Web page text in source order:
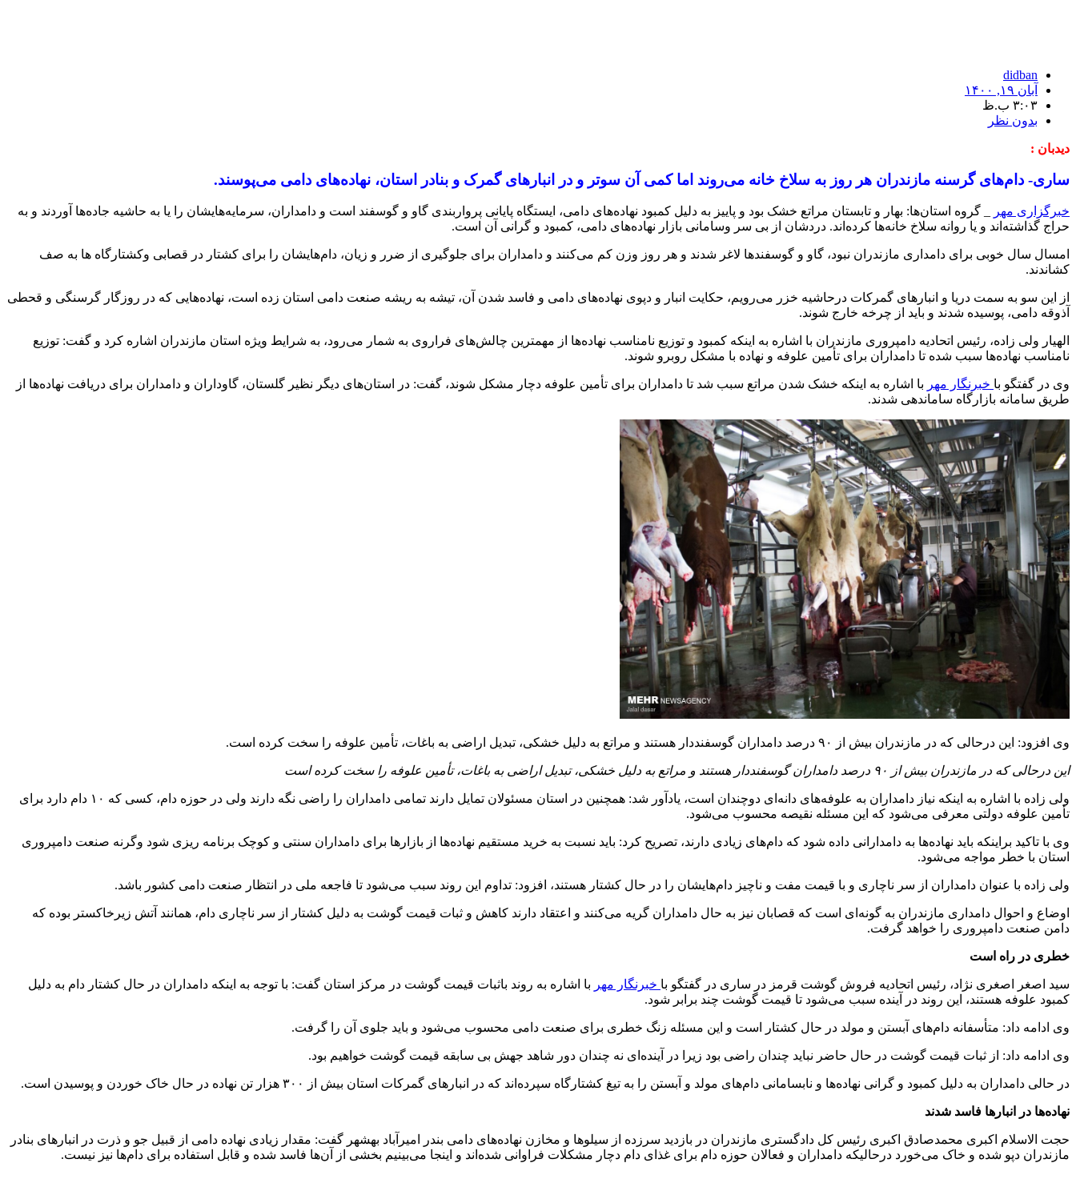
didban
آبان ۱۹, ۱۴۰۰
۳:۰۳ ب.ظ
بدون نظر
دیدبان :
ساری- دام‌های گرسنه مازندران هر روز به سلاخ خانه می‌روند اما کمی آن سوتر و در انبارهای گمرک و بنادر استان، نهاده‌های دامی می‌پوسند.
خبرگزاری مهر
_ گروه استان‌ها: بهار و تابستان مراتع خشک بود و پاییز به دلیل کمبود نهاده‌های دامی، ایستگاه پایانی پرواربندی گاو و گوسفند است و دامداران، سرمایه‌هایشان را یا به حاشیه جاده‌ها آوردند و به
حراج گذاشته‌اند و یا روانه سلاخ خانه‌ها کرده‌اند. دردشان از بی سر وسامانی بازار نهاده‌های دامی، کمبود و گرانی آن است.
امسال سال خوبی برای دامداری مازندران نبود، گاو و گوسفندها لاغر شدند و هر روز وزن کم می‌کنند و دامداران برای جلوگیری از ضرر و زیان، دام‌هایشان را برای کشتار در قصابی وکشتارگاه ها به صف
کشاندند.
از این سو به سمت دریا و انبارهای گمرکات درحاشیه خزر می‌رویم، حکایت انبار و دپوی نهاده‌های دامی و فاسد شدن آن، تیشه به ریشه صنعت دامی استان زده است، نهاده‌هایی که در روزگار گرسنگی و قحطی
آذوقه دامی، پوسیده شدند و باید از چرخه خارج شوند.
الهیار ولی زاده، رئیس اتحادیه دامپروری مازندران با اشاره به اینکه کمبود و توزیع نامناسب نهاده‌ها از مهمترین چالش‌های فراروی به شمار می‌رود، به شرایط ویژه استان مازندران اشاره کرد و گفت: توزیع
نامناسب نهاده‌ها سبب شده تا دامداران برای تأمین علوفه و نهاده با مشکل روبرو شوند.
وی در گفتگو با خبرنگار مهر با اشاره به اینکه خشک شدن مراتع سبب شد تا دامداران برای تأمین علوفه دچار مشکل شوند، گفت: در استان‌های دیگر نظیر گلستان، گاوداران و دامداران برای دریافت نهاده‌ها از
طریق سامانه بازارگاه ساماندهی شدند.
وی افزود: این درحالی که در مازندران بیش از ۹۰ درصد دامداران گوسفنددار هستند و مراتع به دلیل خشکی، تبدیل اراضی به باغات، تأمین علوفه را سخت کرده است.
این درحالی که در مازندران بیش از ۹۰ درصد دامداران گوسفنددار هستند و مراتع به دلیل خشکی، تبدیل اراضی به باغات، تأمین علوفه را سخت کرده است
ولی زاده با اشاره به اینکه نیاز دامداران به علوفه‌های دانه‌ای دوچندان است، یادآور شد: همچنین در استان مسئولان تمایل دارند تمامی دامداران را راضی نگه دارند ولی در حوزه دام، کسی که ۱۰ دام دارد برای
تأمین علوفه دولتی معرفی می‌شود که این مسئله نقیصه محسوب می‌شود.
وی با تاکید براینکه باید نهاده‌ها به دامدارانی داده شود که دام‌های زیادی دارند، تصریح کرد: باید نسبت به خرید مستقیم نهاده‌ها از بازارها برای دامداران سنتی و کوچک برنامه ریزی شود وگرنه صنعت دامپروری
استان با خطر مواجه می‌شود.
ولی زاده با عنوان دامداران از سر ناچاری و با قیمت مفت و ناچیز دام‌هایشان را در حال کشتار هستند، افزود: تداوم این روند سبب می‌شود تا فاجعه ملی در انتظار صنعت دامی کشور باشد.
اوضاع و احوال دامداری مازندران به گونه‌ای است که قصابان نیز به حال دامداران گریه می‌کنند و اعتقاد دارند کاهش و ثبات قیمت گوشت به دلیل کشتار از سر ناچاری دام، همانند آتش زیرخاکستر بوده که
دامن صنعت دامپروری را خواهد گرفت.
خطری در راه است
سید اصغر اصغری نژاد، رئیس اتحادیه فروش گوشت قرمز در ساری در گفتگو با خبرنگار مهر با اشاره به روند باثبات قیمت گوشت در مرکز استان گفت: با توجه به اینکه دامداران در حال کشتار دام به دلیل
کمبود علوفه هستند، این روند در آینده سبب می‌شود تا قیمت گوشت چند برابر شود.
وی ادامه داد: متأسفانه دام‌های آبستن و مولد در حال کشتار است و این مسئله زنگ خطری برای صنعت دامی محسوب می‌شود و باید جلوی آن را گرفت.
وی ادامه داد: از ثبات قیمت گوشت در حال حاضر نباید چندان راضی بود زیرا در آینده‌ای نه چندان دور شاهد جهش بی سابقه قیمت گوشت خواهیم بود.
در حالی دامداران به دلیل کمبود و گرانی نهاده‌ها و نابسامانی دام‌های مولد و آبستن را به تیغ کشتارگاه سپرده‌اند که در انبارهای گمرکات استان بیش از ۳۰۰ هزار تن نهاده در حال خاک خوردن و پوسیدن است.
نهاده‌ها در انبارها فاسد شدند
حجت الاسلام اکبری محمدصادق اکبری رئیس کل دادگستری مازندران در بازدید سرزده از سیلوها و مخازن نهاده‌های دامی بندر امیرآباد بهشهر گفت: مقدار زیادی نهاده دامی از قبیل جو و ذرت در انبارهای بنادر
مازندران دپو شده و خاک می‌خورد درحالیکه دامداران و فعالان حوزه دام برای غذای دام دچار مشکلات فراوانی شده‌اند و اینجا می‌بینیم بخشی از آن‌ها فاسد شده و قابل استفاده برای دام‌ها نیز نیست.